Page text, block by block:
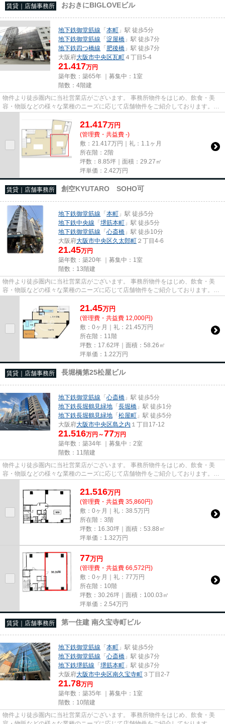
賃貸｜店舗事務所 おおきにBIGLOVEビル
地下鉄御堂筋線 「本町 」駅 徒歩5分
地下鉄御堂筋線 「淀屋橋 」駅 徒歩7分
地下鉄四つ橋線 「肥後橋 」駅 徒歩7分
大阪府大阪市中央区瓦町 ４丁目5-4
21.417万円
築年数：築65年 ｜募集中： 1室
階数：4階建
物件より徒歩圏内に当社営業店がございます。 事務所物件をはじめ、飲食・美
容・物販などの様々な業種のニーズに応じて店舗物件をご紹介しております。
尚、弊社ではおとり広告は一切...
21.417万円
(管理費・共益費 -)
敷：21.417万円｜礼：1.1ヶ月
所在階：2階
坪数：8.85坪｜面積：29.27㎡
坪単価： 2.42万円
賃貸｜店舗事務所 創空KYUTARO SOHO可
地下鉄御堂筋線 「本町 」駅 徒歩5分
地下鉄中央線 「堺筋本町 」駅 徒歩5分
地下鉄御堂筋線 「心斎橋 」駅 徒歩10分
大阪府大阪市中央区久太郎町 ２丁目4-6
21.45万円
築年数：築20年 ｜募集中： 1室
階数：13階建
物件より徒歩圏内に当社営業店がございます。 事務所物件をはじめ、飲食・美
容・物販などの様々な業種のニーズに応じて店舗物件をご紹介しております。
尚、弊社ではおとり広告は一切...
21.45万円
(管理費・共益費 12,000円)
敷：0ヶ月｜礼：21.45万円
所在階：11階
坪数：17.62坪｜面積：58.26㎡
坪単価： 1.22万円
賃貸｜店舗事務所 長堀橋第25松屋ビル
地下鉄御堂筋線 「心斎橋 」駅 徒歩5分
地下鉄長堀鶴見緑地 「長堀橋 」駅 徒歩1分
地下鉄長堀鶴見緑地 「松屋町 」駅 徒歩5分
大阪府大阪市中央区島之内 １丁目17-12
21.516万円～77万円
築年数：築34年 ｜募集中： 2室
階数：11階建
物件より徒歩圏内に当社営業店がございます。 事務所物件をはじめ、飲食・美
容・物販などの様々な業種のニーズに応じて店舗物件をご紹介しております。
尚、弊社ではおとり広告は一切...
21.516万円
(管理費・共益費 35,860円)
敷：0ヶ月｜礼：38.5万円
所在階：3階
坪数：16.30坪｜面積：53.88㎡
坪単価： 1.32万円
77万円
(管理費・共益費 66,572円)
敷：0ヶ月｜礼：77万円
所在階：10階
坪数：30.26坪｜面積：100.03㎡
坪単価： 2.54万円
賃貸｜店舗事務所 第一住建 南久宝寺町ビル
地下鉄御堂筋線 「本町 」駅 徒歩5分
地下鉄御堂筋線 「心斎橋 」駅 徒歩7分
地下鉄堺筋線 「堺筋本町 」駅 徒歩7分
大阪府大阪市中央区南久宝寺町 ３丁目2-7
21.78万円
築年数：築35年 ｜募集中： 1室
階数：10階建
物件より徒歩圏内に当社営業店がございます。 事務所物件をはじめ、飲食・美